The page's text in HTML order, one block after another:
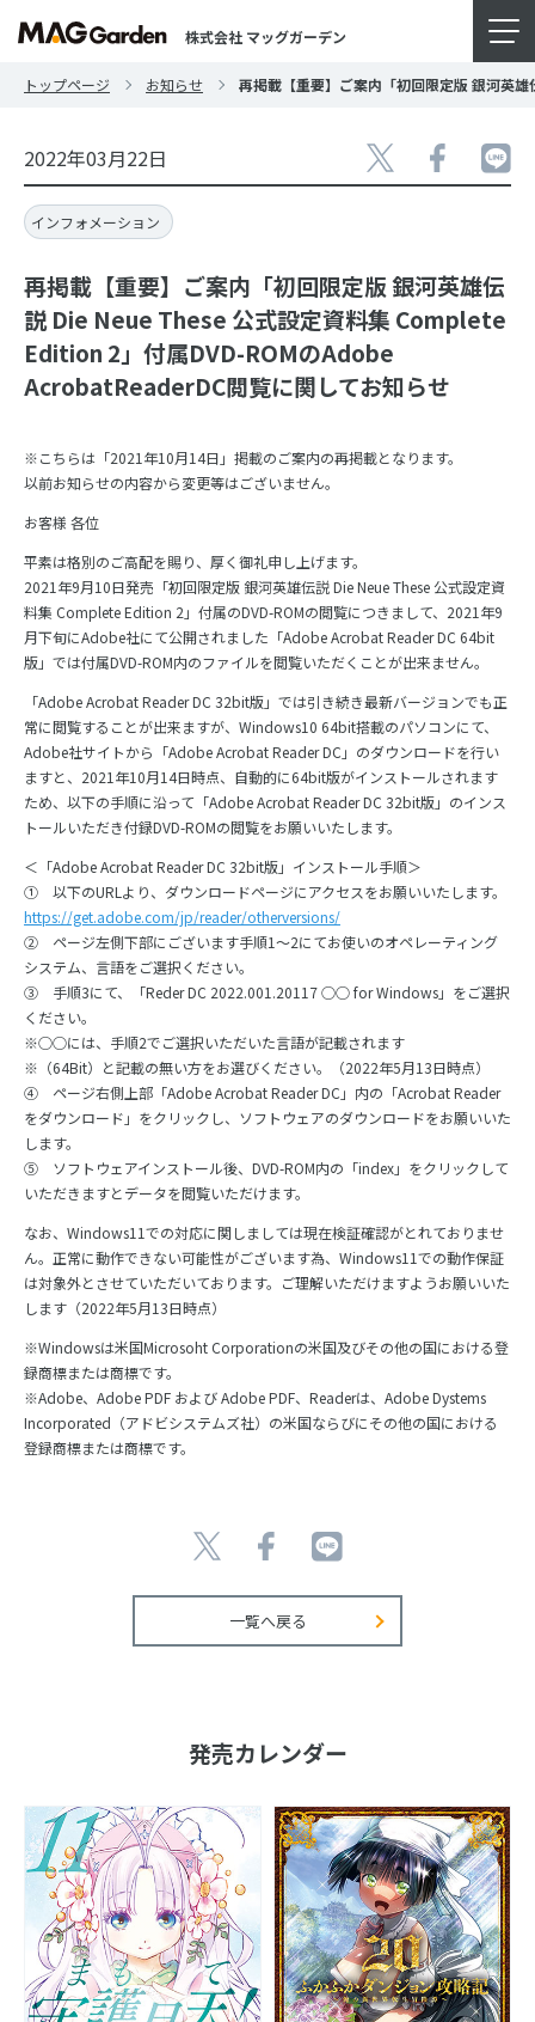
株式会社 マッグガーデン
トップページ お知らせ 再掲載【重要】ご案内「初回限定版 銀河
2022年03月22日
インフォメーション
再掲載【重要】ご案内「初回限定版 銀河英雄伝
説 Die Neue These 公式設定資料集 Complete
Edition 2」付属DVD-ROMのAdobe
AcrobatReaderDC閲覧に関してお知らせ
※こちらは「2021年10月14日」掲載のご案内の再掲載となります。
以前お知らせの内容から変更等はございません。
お客様 各位
平素は格別のご高配を賜り、厚く御礼申し上げます。
2021年9月10日発売「初回限定版 銀河英雄伝説 Die Neue These 公式設定資
料集 Complete Edition 2」付属のDVD-ROMの閲覧につきまして、2021年9
月下旬にAdobe社にて公開されました「Adobe Acrobat Reader DC 64bit
版」では付属DVD-ROM内のファイルを閲覧いただくことが出来ません。
「Adobe Acrobat Reader DC 32bit版」では引き続き最新バージョンでも正
常に閲覧することが出来ますが、Windows10 64bit搭載のパソコンにて、
Adobe社サイトから「Adobe Acrobat Reader DC」のダウンロードを行い
ますと、2021年10月14日時点、自動的に64bit版がインストールされます
ため、以下の手順に沿って「Adobe Acrobat Reader DC 32bit版」のインス
トールいただき付録DVD-ROMの閲覧をお願いいたします。
＜「Adobe Acrobat Reader DC 32bit版」インストール手順＞
① 以下のURLより、ダウンロードページにアクセスをお願いいたします。
https://get.adobe.com/jp/reader/otherversions/
② ページ左側下部にございます手順1～2にてお使いのオペレーティング
システム、言語をご選択ください。
③ 手順3にて、「Reder DC 2022.001.20117 ○○ for Windows」をご選択
ください。
※○○には、手順2でご選択いただいた言語が記載されます
※（64Bit）と記載の無い方をお選びください。（2022年5月13日時点）
④ ページ右側上部「Adobe Acrobat Reader DC」内の「Acrobat Reader
をダウンロード」をクリックし、ソフトウェアのダウンロードをお願いいた
します。
⑤ ソフトウェアインストール後、DVD-ROM内の「index」をクリックして
いただきますとデータを閲覧いただけます。
なお、Windows11での対応に関しましては現在検証確認がとれておりませ
ん。正常に動作できない可能性がございます為、Windows11での動作保証
は対象外とさせていただいております。ご理解いただけますようお願いいた
します（2022年5月13日時点）
※Windowsは米国Microsoht Corporationの米国及びその他の国における登
録商標または商標です。
※Adobe、Adobe PDF および Adobe PDF、Readerは、Adobe Dystems
Incorporated（アドビシステムズ社）の米国ならびにその他の国における
登録商標または商標です。
一覧へ戻る
発売カレンダー